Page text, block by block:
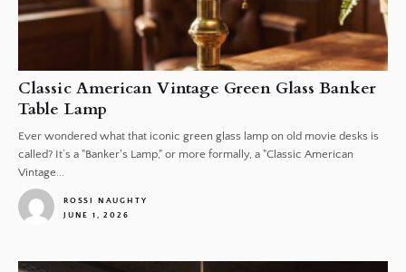
Classic American Vintage Green Glass Banker
Table Lamp
Ever wondered what that iconic green glass lamp on old movie desks is
called? It’s a "Banker's Lamp," or more formally, a "Classic American
Vintage...
ROSSI NAUGHTY
JUNE 1, 2026